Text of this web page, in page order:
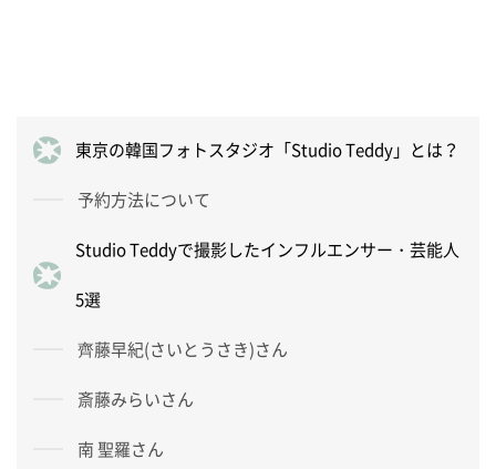
東京の韓国フォトスタジオ「Studio Teddy」とは？
予約方法について
Studio Teddyで撮影したインフルエンサー・芸能人
5選
齊藤早紀(さいとうさき)さん
斎藤みらいさん
南 聖羅さん